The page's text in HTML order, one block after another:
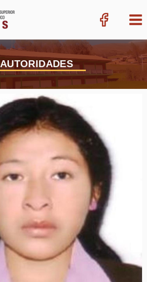
AUTORIDADES